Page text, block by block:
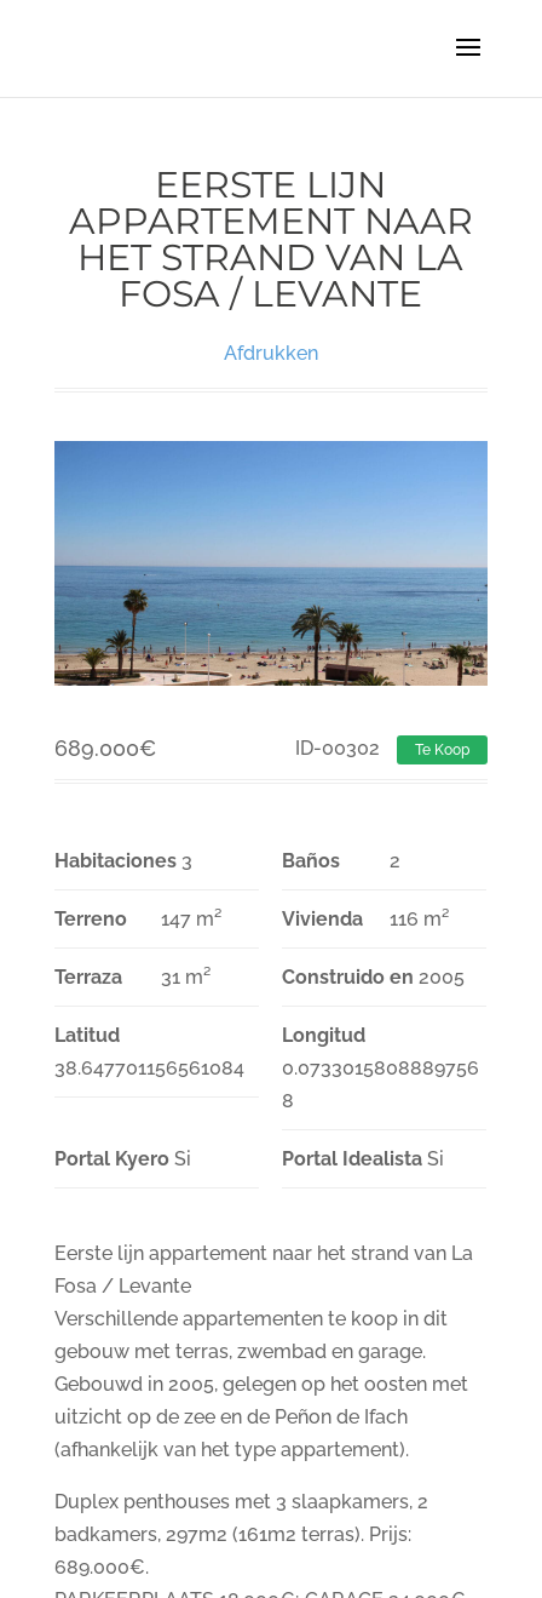
EERSTE LIJN
APPARTEMENT NAAR
HET STRAND VAN LA
FOSA / LEVANTE
Afdrukken
689.000€ ID-00302 Te Koop
Habitaciones 3 Baños 2
Terreno 147 m² Vivienda 116 m²
Terraza 31 m² Construido en 2005
Latitud
38.647701156561084
Longitud
0.0733015808889756
8
Portal Kyero Si Portal Idealista Si
Eerste lijn appartement naar het strand van La
Fosa / Levante
Verschillende appartementen te koop in dit
gebouw met terras, zwembad en garage.
Gebouwd in 2005, gelegen op het oosten met
uitzicht op de zee en de Peñon de Ifach
(afhankelijk van het type appartement).
Duplex penthouses met 3 slaapkamers, 2
badkamers, 297m2 (161m2 terras). Prijs:
689.000€.